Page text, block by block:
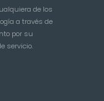
de los
a través de
por su
servicio.